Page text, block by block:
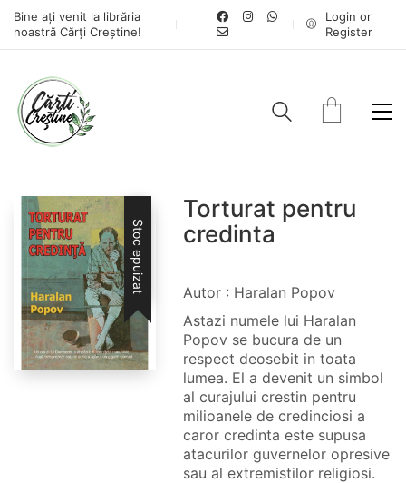
Bine ați venit la librăria
noastră Cărți Creștine!
Login or
Register
Stoc epuizat
Torturat pentru
credinta
Autor : Haralan Popov
Astazi numele lui Haralan
Popov se bucura de un
respect deosebit in toata
lumea. El a devenit un simbol
al curajului crestin pentru
milioanele de credinciosi a
caror credinta este supusa
atacurilor guvernelor opresive
sau al extremistilor religiosi.